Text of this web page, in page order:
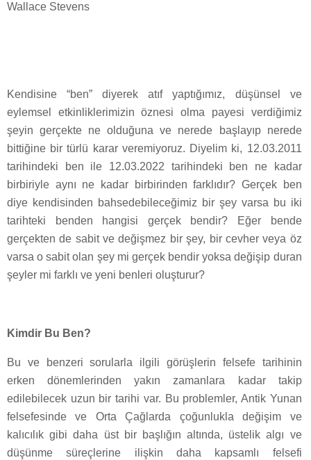
Wallace Stevens
Kendisine “ben” diyerek atıf yaptığımız, düşünsel ve
eylemsel etkinliklerimizin öznesi olma payesi verdiğimiz
şeyin gerçekte ne olduğuna ve nerede başlayıp nerede
bittiğine bir türlü karar veremiyoruz. Diyelim ki, 12.03.2011
tarihindeki ben ile 12.03.2022 tarihindeki ben ne kadar
birbiriyle aynı ne kadar birbirinden farklıdır? Gerçek ben
diye kendisinden bahsedebileceğimiz bir şey varsa bu iki
tarihteki benden hangisi gerçek bendir? Eğer bende
gerçekten de sabit ve değişmez bir şey, bir cevher veya öz
varsa o sabit olan şey mi gerçek bendir yoksa değişip duran
şeyler mi farklı ve yeni benleri oluşturur?
Kimdir Bu Ben?
Bu ve benzeri sorularla ilgili görüşlerin felsefe tarihinin
erken dönemlerinden yakın zamanlara kadar takip
edilebilecek uzun bir tarihi var. Bu problemler, Antik Yunan
felsefesinde ve Orta Çağlarda çoğunlukla değişim ve
kalıcılık gibi daha üst bir başlığın altında, üstelik algı ve
düşünme süreçlerine ilişkin daha kapsamlı felsefi